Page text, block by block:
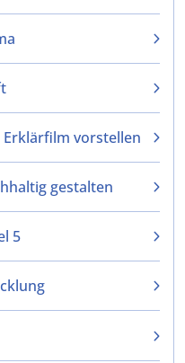
Erklärfilm vorstellen
gestalten
5